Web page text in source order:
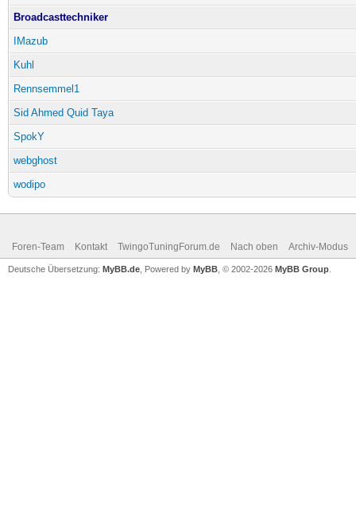
Broadcasttechniker
IMazub
Kuhl
Rennsemmel1
Sid Ahmed Quid Taya
SpokY
webghost
wodipo
Foren-Team Kontakt TwingoTuningForum.de Nach oben Archiv-Modus
Deutsche Übersetzung: MyBB.de , Powered by MyBB , © 2002-2026 MyBB Group